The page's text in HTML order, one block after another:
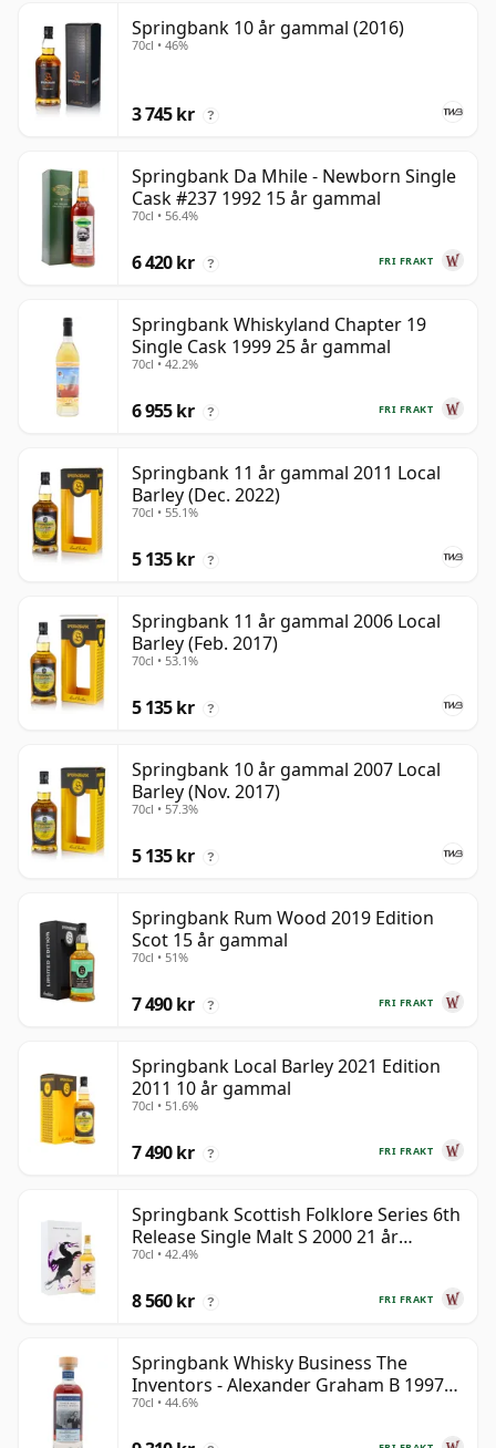
Springbank 10 år gammal (2016)
70cl • 46%
3 745 kr ?
Springbank Da Mhile - Newborn Single
Cask #237 1992 15 år gammal
70cl • 56.4%
FRI FRAKT
6 420 kr ?
Springbank Whiskyland Chapter 19
Single Cask 1999 25 år gammal
70cl • 42.2%
FRI FRAKT
6 955 kr ?
Springbank 11 år gammal 2011 Local
Barley (Dec. 2022)
70cl • 55.1%
5 135 kr ?
Springbank 11 år gammal 2006 Local
Barley (Feb. 2017)
70cl • 53.1%
5 135 kr ?
Springbank 10 år gammal 2007 Local
Barley (Nov. 2017)
70cl • 57.3%
5 135 kr ?
Springbank Rum Wood 2019 Edition
Scot 15 år gammal
70cl • 51%
FRI FRAKT
7 490 kr ?
Springbank Local Barley 2021 Edition
2011 10 år gammal
70cl • 51.6%
FRI FRAKT
7 490 kr ?
Springbank Scottish Folklore Series 6th
Release Single Malt S 2000 21 år
gammal
70cl • 42.4%
FRI FRAKT
8 560 kr ?
Springbank Whisky Business The
Inventors - Alexander Graham B 1997
28 år gammal
70cl • 44.6%